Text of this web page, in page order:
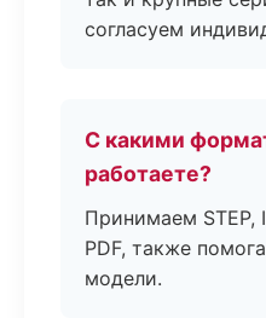
согласуем
С какими
работаете?
Принимаем STEP,
PDF, также
модели.